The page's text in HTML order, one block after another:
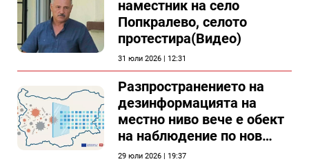
наместник на село
Попкралево, селото
протестира(Видео)
31 юли 2026 | 12:31
Разпространението на
дезинформацията на
местно ниво вече е обект
на наблюдение по нов
проект
29 юли 2026 | 19:37